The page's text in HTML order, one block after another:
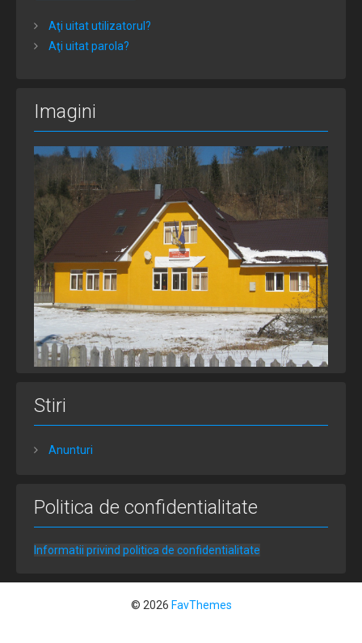
Aţi uitat utilizatorul?
Aţi uitat parola?
Imagini
Stiri
Anunturi
Politica de confidentialitate
Informatii privind politica de confidentialitate
© 2026 FavThemes